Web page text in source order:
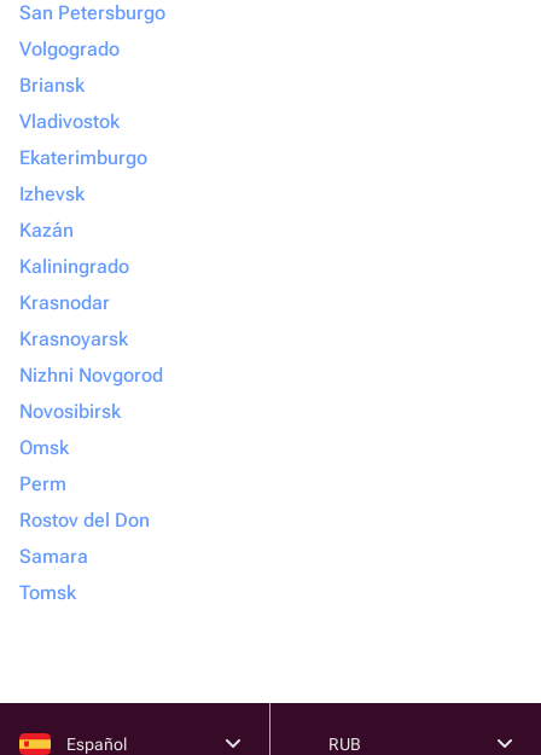
San Petersburgo
Volgogrado
Briansk
Vladivostok
Ekaterimburgo
Izhevsk
Kazán
Kaliningrado
Krasnodar
Krasnoyarsk
Nizhni Novgorod
Novosibirsk
Omsk
Perm
Rostov del Don
Samara
Tomsk
Español RUB